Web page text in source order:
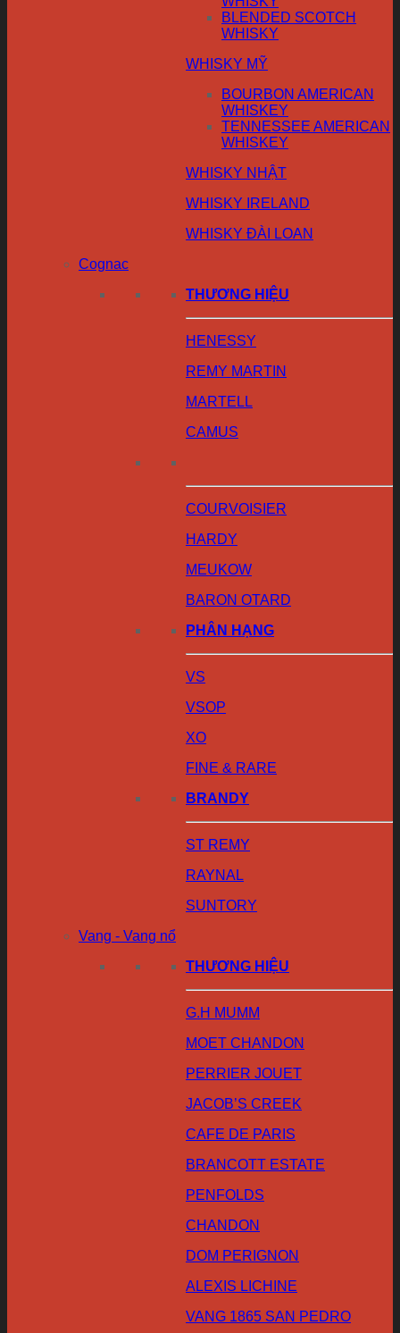
BLENDED SCOTCH
WHISKY
WHISKY MỸ
BOURBON AMERICAN
WHISKEY
TENNESSEE AMERICAN
WHISKEY
WHISKY NHẬT
WHISKY IRELAND
WHISKY ĐÀI LOAN
Cognac
THƯƠNG HIỆU
HENESSY
REMY MARTIN
MARTELL
CAMUS
COURVOISIER
HARDY
MEUKOW
BARON OTARD
PHÂN HẠNG
VS
VSOP
XO
FINE & RARE
BRANDY
ST REMY
RAYNAL
SUNTORY
Vang - Vang nổ
THƯƠNG HIỆU
G.H MUMM
MOET CHANDON
PERRIER JOUET
JACOB’S CREEK
CAFE DE PARIS
BRANCOTT ESTATE
PENFOLDS
CHANDON
DOM PERIGNON
ALEXIS LICHINE
VANG 1865 SAN PEDRO